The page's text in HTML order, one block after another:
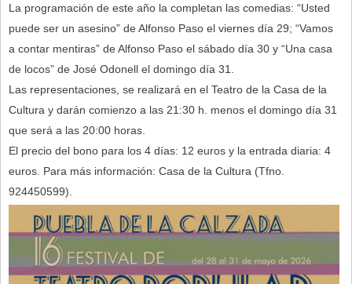
La programación de este año la completan las comedias: “Usted
puede ser un asesino” de Alfonso Paso el viernes día 29; “Vamos
a contar mentiras” de Alfonso Paso el sábado día 30 y “Una casa
de locos” de José Odonell el domingo día 31.
Las representaciones, se realizará en el Teatro de la Casa de la
Cultura y darán comienzo a las 21:30 h. menos el domingo día 31
que será a las 20:00 horas.
El precio del bono para los 4 días: 12 euros y la entrada diaria: 4
euros. Para más información: Casa de la Cultura (Tfno.
924450599).